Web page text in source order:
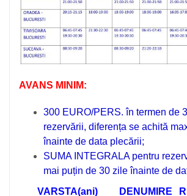
AVANS MINIM:
300 EURO/PERS. în termen de
rezervării, diferența se achită
înainte de data plecării;
SUMA INTEGRALA pentru
mai puțin de 30 zile înainte de
VARSTA(ani)
DENUMIRE